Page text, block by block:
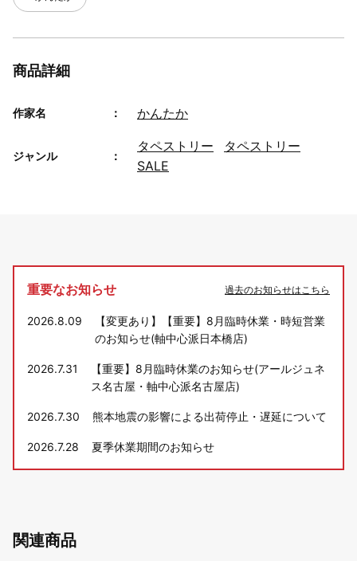
商品詳細
作家名 かんたか
ジャンル
タペストリー
タペストリー
SALE
重要なお知らせ 過去のお知らせはこちら
2026.8.09
【変更あり】【重要】8月臨時休業・時短営業
のお知らせ(軸中心派日本橋店)
2026.7.31
【重要】8月臨時休業のお知らせ(アールジュネ
ス名古屋・軸中心派名古屋店)
2026.7.30 熊本地震の影響による出荷停止・遅延について
2026.7.28 夏季休業期間のお知らせ
関連商品